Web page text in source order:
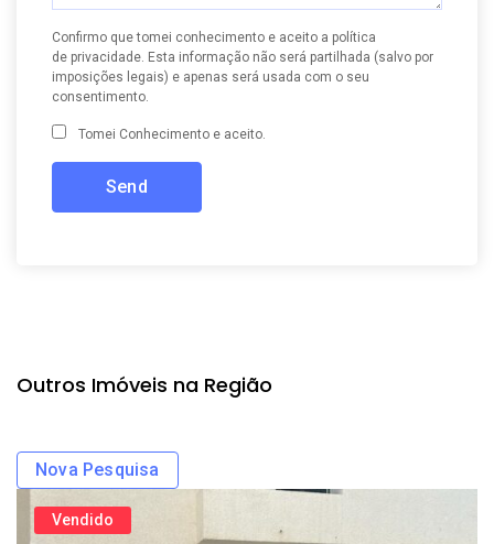
Confirmo que tomei conhecimento e aceito a política
de privacidade . Esta informação não será partilhada (salvo por
imposições legais) e apenas será usada com o seu
consentimento.
Tomei Conhecimento e aceito.
Outros Imóveis na Região
Nova Pesquisa
Vendido